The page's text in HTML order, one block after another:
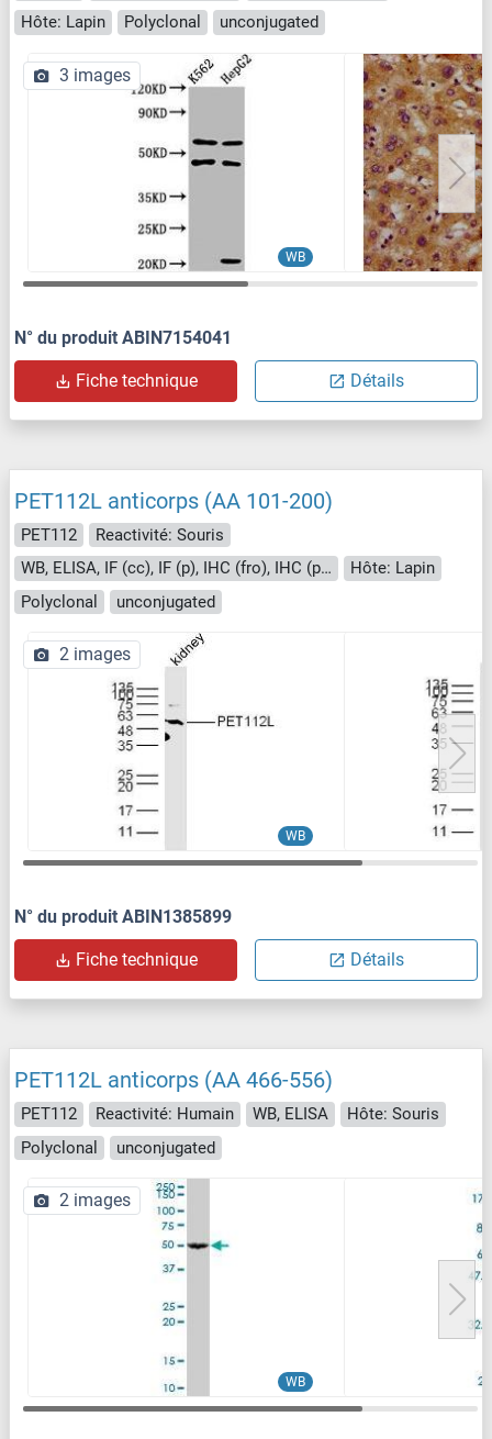
Hôte: Lapin
Polyclonal unconjugated
WB
3 images
N° du produit ABIN7154041
Fiche technique Détails
PET112L anticorps (AA 101-200)
PET112
Reactivité: Souris
WB, ELISA, IF (cc), IF (p), IHC (fro), IHC (p), ICC
Hôte: Lapin
Polyclonal
unconjugated
WB
2 images
N° du produit ABIN1385899
Fiche technique Détails
PET112L anticorps (AA 466-556)
PET112 Reactivité: Humain WB, ELISA
Hôte: Souris
Polyclonal
unconjugated
WB
2 images